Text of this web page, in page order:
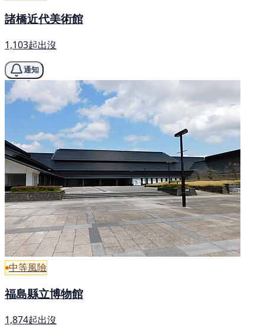
諸橋近代美術館
1,103起出沒
通知
中等風險
福島縣立博物館
1,874起出沒